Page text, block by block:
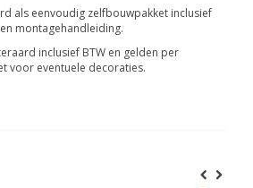
als eenvoudig zelfbouwpakket inclusief
montagehandleiding.
inclusief BTW en gelden per
voor eventuele decoraties.